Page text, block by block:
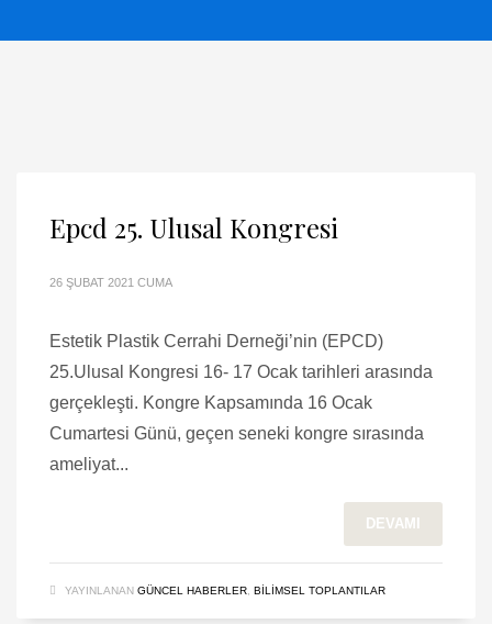
Epcd 25. Ulusal Kongresi
26 ŞUBAT 2021 CUMA
Estetik Plastik Cerrahi Derneği’nin (EPCD)
25.Ulusal Kongresi 16- 17 Ocak tarihleri arasında
gerçekleşti. Kongre Kapsamında 16 Ocak
Cumartesi Günü, geçen seneki kongre sırasında
ameliyat...
DEVAMI
YAYINLANAN GÜNCEL HABERLER BILIMSEL TOPLANTILAR